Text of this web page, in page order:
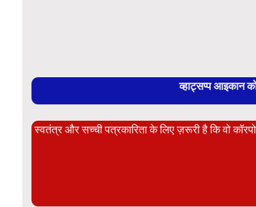
व्हाट्सप्प आइकान
स्वतंत्र और सच्ची पत्रकारिता के लिए ज़रूरी है कि वो